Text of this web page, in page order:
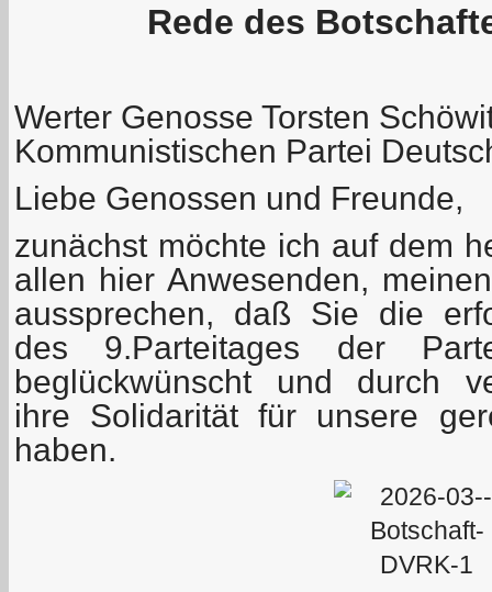
Rede des
Werter Genosse Torsten
Kommunistischen Partei
Liebe Genossen und Freunde,
zunächst möchte ich auf dem
allen hier Anwesenden,
aussprechen, daß Sie die
des 9.Parteitages der
beglückwünscht und durch
ihre Solidarität für unsere
haben.